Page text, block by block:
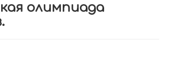
олимпиада